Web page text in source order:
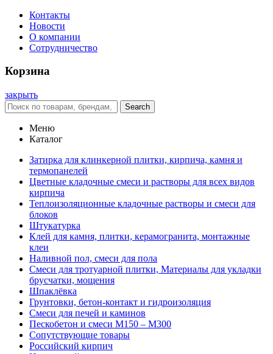
Контакты
Новости
О компании
Сотрудничество
Корзина
закрыть
Search
Меню
Каталог
Затирка для клинкерной плитки, кирпича, камня и
термопанелей
Цветные кладочные смеси и растворы для всех видов
кирпича
Теплоизоляционные кладочные растворы и смеси для
блоков
Штукатурка
Клей для камня, плитки, керамогранита, монтажные
клеи
Наливной пол, смеси для пола
Смеси для тротуарной плитки, Материалы для укладки
брусчатки, мощения
Шпаклёвка
Грунтовки, бетон-контакт и гидроизоляция
Смеси для печей и каминов
Пескобетон и смеси М150 – М300
Сопутствующие товары
Российский кирпич